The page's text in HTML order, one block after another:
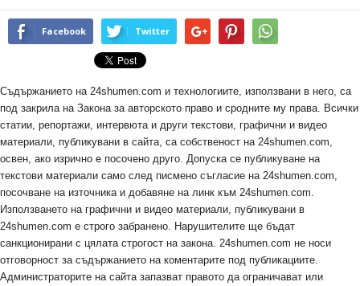
Facebook Twitter
Съдържанието на 24shumen.com и технологиите, използвани в него, са
под закрила на Закона за авторското право и сродните му права. Всички
статии, репортажи, интервюта и други текстови, графични и видео
материали, публикувани в сайта, са собственост на 24shumen.com,
освен, ако изрично е посочено друго. Допуска се публикуване на
текстови материали само след писмено съгласие на 24shumen.com,
посочване на източника и добавяне на линк към 24shumen.com.
Използването на графични и видео материали, публикувани в
24shumen.com е строго забранено. Нарушителите ще бъдат
санкционирани с цялата строгост на закона. 24shumen.com не носи
отговорност за съдържанието на коментарите под публикациите.
Администраторите на сайта запазват правото да ограничават или